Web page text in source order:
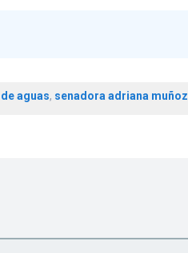
aguas, senadora adriana muñoz